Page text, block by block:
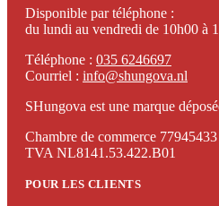
Disponible par téléphone :
du lundi au vendredi de 10h00 à
Téléphone : 035 6246697
Courriel : info@shungova.nl
SHungova est une marque
Chambre de commerce 77945433
TVA NL8141.53.422.B01
POUR LES CLIENTS